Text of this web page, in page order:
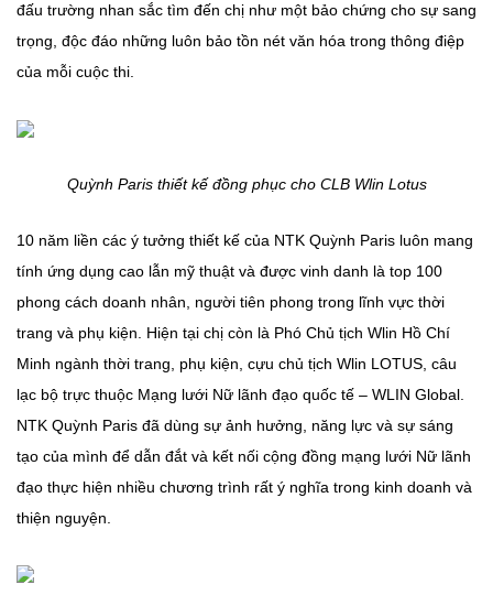
đấu trường nhan sắc tìm đến chị như một bảo chứng cho sự sang
trọng, độc đáo những luôn bảo tồn nét văn hóa trong thông điệp
của mỗi cuộc thi.
Quỳnh Paris thiết kế đồng phục cho CLB Wlin Lotus
10 năm liền các ý tưởng thiết kế của NTK Quỳnh Paris luôn mang
tính ứng dụng cao lẫn mỹ thuật và được vinh danh là top 100
phong cách doanh nhân, người tiên phong trong lĩnh vực thời
trang và phụ kiện. Hiện tại chị còn là Phó Chủ tịch Wlin Hồ Chí
Minh ngành thời trang, phụ kiện, cựu chủ tịch Wlin LOTUS, câu
lạc bộ trực thuộc Mạng lưới Nữ lãnh đạo quốc tế – WLIN Global.
NTK Quỳnh Paris đã dùng sự ảnh hưởng, năng lực và sự sáng
tạo của mình để dẫn đắt và kết nối cộng đồng mạng lưới Nữ lãnh
đạo thực hiện nhiều chương trình rất ý nghĩa trong kinh doanh và
thiện nguyện.